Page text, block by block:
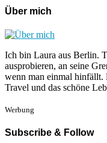
Über mich
Ich bin Laura aus Berlin.
ausprobieren, an seine
wenn man einmal
Travel und das schöne
Werbung
Subscribe & Follow